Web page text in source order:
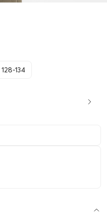
128-134